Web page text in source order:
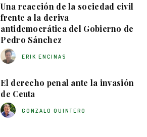
Una reacción de la sociedad civil
frente a la deriva
antidemocrática del Gobierno de
Pedro Sánchez
ERIK ENCINAS
El derecho penal ante la invasión
de Ceuta
GONZALO QUINTERO